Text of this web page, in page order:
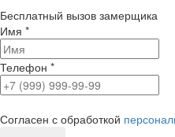
Бесплатный вызов замерщика
Имя *
Телефон *
Согласен с обработкой